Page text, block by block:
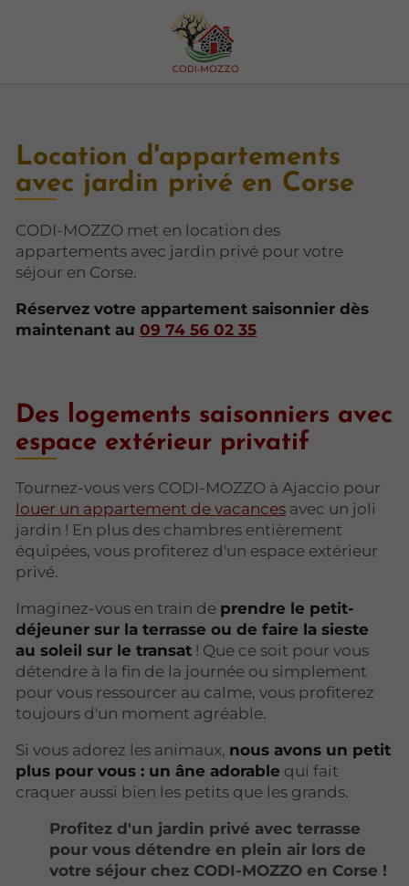
Location d'appartements
avec jardin privé en Corse
CODI-MOZZO met en location des
appartements avec jardin privé pour votre
séjour en Corse.
Réservez votre appartement saisonnier dès
maintenant au 09 74 56 02 35
Des logements saisonniers avec
espace extérieur privatif
Tournez-vous vers CODI-MOZZO à Ajaccio pour
louer un appartement de vacances avec un joli
jardin ! En plus des chambres entièrement
équipées, vous profiterez d'un espace extérieur
privé.
Imaginez-vous en train de prendre le petit-
déjeuner sur la terrasse ou de faire la sieste
au soleil sur le transat ! Que ce soit pour vous
détendre à la fin de la journée ou simplement
pour vous ressourcer au calme, vous profiterez
toujours d'un moment agréable.
Si vous adorez les animaux, nous avons un petit
plus pour vous : un âne adorable qui fait
craquer aussi bien les petits que les grands.
Profitez d'un jardin privé avec terrasse
pour vous détendre en plein air lors de
votre séjour chez CODI-MOZZO en Corse !